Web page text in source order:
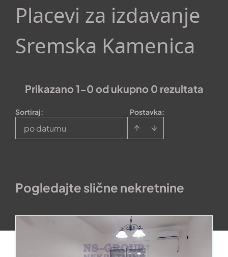
Placevi za izdavanje
Sremska Kamenica
Prikazano 1-0 od ukupno 0 rezultata
Postavka:
Sortiraj:
po datumu
Pogledajte slične nekretnine